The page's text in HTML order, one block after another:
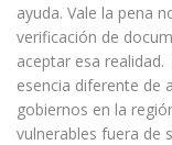
ayuda. Vale la pena
verificación de
aceptar esa
esencia diferente de
gobiernos en la
vulnerables fuera de